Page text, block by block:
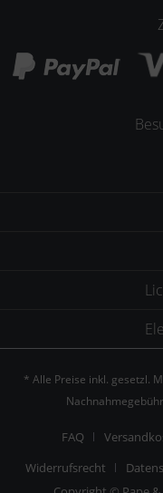
* Alle Preise inkl. gesetzl.
FAQ
Widerrufsrecht